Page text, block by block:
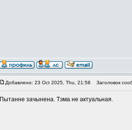
Добавлено: 23 Oct 2025, Thu, 21:58 Заголовок
Пытанне зачынена. Тэма не актуальная.